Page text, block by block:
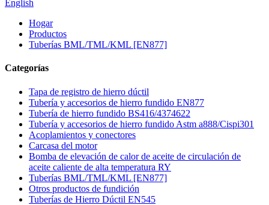
English
Hogar
Productos
Tuberías BML/TML/KML [EN877]
Categorías
Tapa de registro de hierro dúctil
Tubería y accesorios de hierro fundido EN877
Tubería de hierro fundido BS416/4374622
Tubería y accesorios de hierro fundido Astm a888/Cispi301
Acoplamientos y conectores
Carcasa del motor
Bomba de elevación de calor de aceite de circulación de
aceite caliente de alta temperatura RY
Tuberías BML/TML/KML [EN877]
Otros productos de fundición
Tuberías de Hierro Dúctil EN545